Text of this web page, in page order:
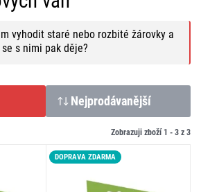
vyhodit staré nebo rozbité žárovky a
se s nimi pak děje?
Nejprodávanější
Zobrazuji zboží 1 - 3 z 3
DOPRAVA ZDARMA